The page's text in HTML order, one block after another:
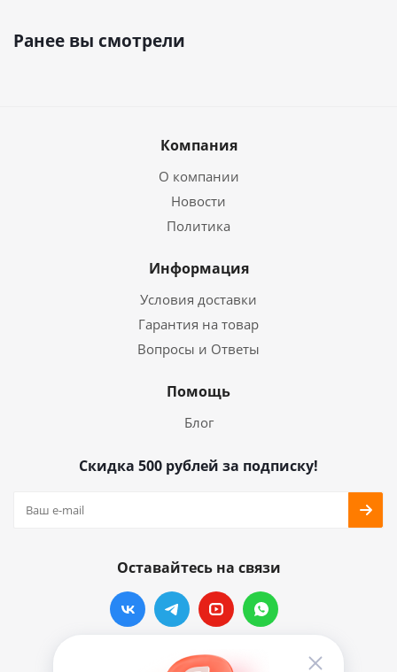
Ранее вы смотрели
Компания
О компании
Новости
Политика
Информация
Условия доставки
Гарантия на товар
Вопросы и Ответы
Помощь
Блог
Скидка 500 рублей за подписку!
Оставайтесь на связи
Наши контакты